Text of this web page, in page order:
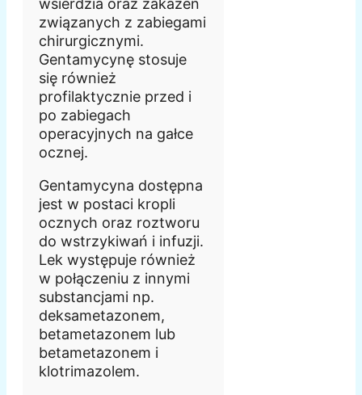
wsierdzia oraz zakażeń
związanych z zabiegami
chirurgicznymi.
Gentamycynę stosuje
się również
profilaktycznie przed i
po zabiegach
operacyjnych na gałce
ocznej.
Gentamycyna dostępna
jest w postaci kropli
ocznych oraz roztworu
do wstrzykiwań i infuzji.
Lek występuje również
w połączeniu z innymi
substancjami np.
deksametazonem,
betametazonem lub
betametazonem i
klotrimazolem.